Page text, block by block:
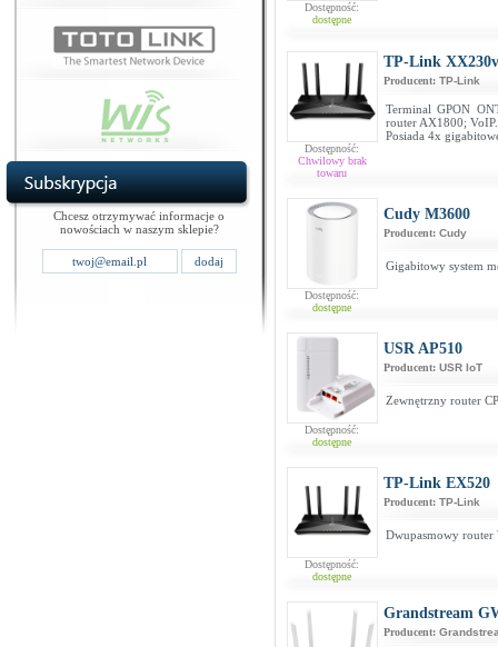
Chcesz otrzymywać informacje o
nowościach w naszym sklepie?
Dostępność:
dostępne
Dostępność:
Chwilowy brak
towaru
TP-Link
Producent: TP-Link
Terminal GPON
router AX1800; VoIP.
Posiada 4x
Dostępność:
dostępne
Cudy M3600
Producent: Cudy
Gigabitowy system
Dostępność:
dostępne
USR AP510
Producent: USR IoT
Zewnętrzny router
Dostępność:
dostępne
TP-Link EX520
Producent: TP-Link
Dwupasmowy router
Grandstream
Producent: